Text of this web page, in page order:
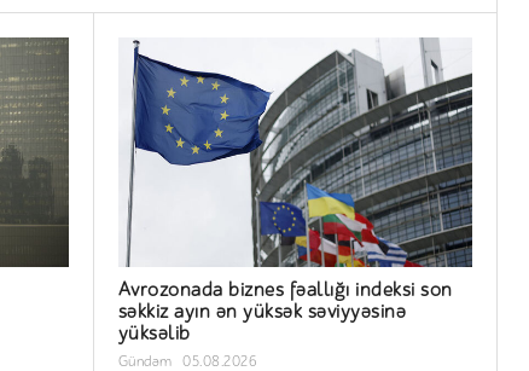
Avrozonada biznes fəallığı indeksi son
səkkiz ayın ən yüksək səviyyəsinə
yüksəlib
Gündəm 05.08.2026